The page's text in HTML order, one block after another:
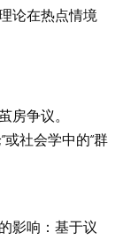
论在热点情境
房争议。
或社会学中的“群
影响：基于议